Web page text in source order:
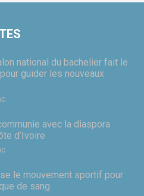
national du bachelier fait le
guider les nouveaux
avec la diaspora
d’Ivoire
le mouvement sportif pour
de sang